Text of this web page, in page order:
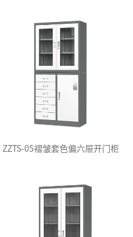
ZZTS-05褶皱套色偏六屉开门柜